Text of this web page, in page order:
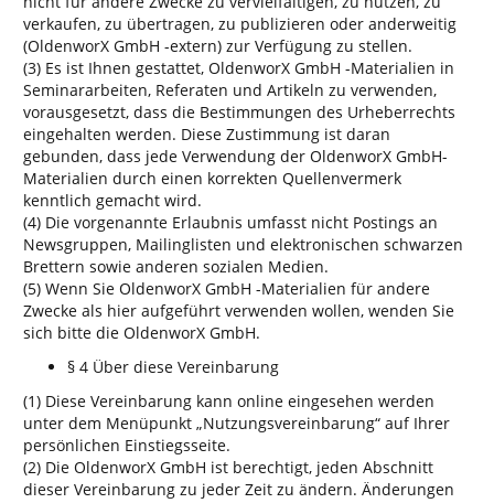
verkaufen, zu übertragen, zu publizieren oder anderweitig
(OldenworX GmbH -extern) zur Verfügung zu stellen.
(3) Es ist Ihnen gestattet, OldenworX GmbH -Materialien in
Seminararbeiten, Referaten und Artikeln zu verwenden,
vorausgesetzt, dass die Bestimmungen des Urheberrechts
eingehalten werden. Diese Zustimmung ist daran
gebunden, dass jede Verwendung der OldenworX GmbH-
Materialien durch einen korrekten Quellenvermerk
kenntlich gemacht wird.
(4) Die vorgenannte Erlaubnis umfasst nicht Postings an
Newsgruppen, Mailinglisten und elektronischen schwarzen
Brettern sowie anderen sozialen Medien.
(5) Wenn Sie OldenworX GmbH -Materialien für andere
Zwecke als hier aufgeführt verwenden wollen, wenden Sie
sich bitte die OldenworX GmbH.
§ 4 Über diese Vereinbarung
(1) Diese Vereinbarung kann online eingesehen werden
unter dem Menüpunkt „Nutzungsvereinbarung“ auf Ihrer
persönlichen Einstiegsseite.
(2) Die OldenworX GmbH ist berechtigt, jeden Abschnitt
dieser Vereinbarung zu jeder Zeit zu ändern. Änderungen